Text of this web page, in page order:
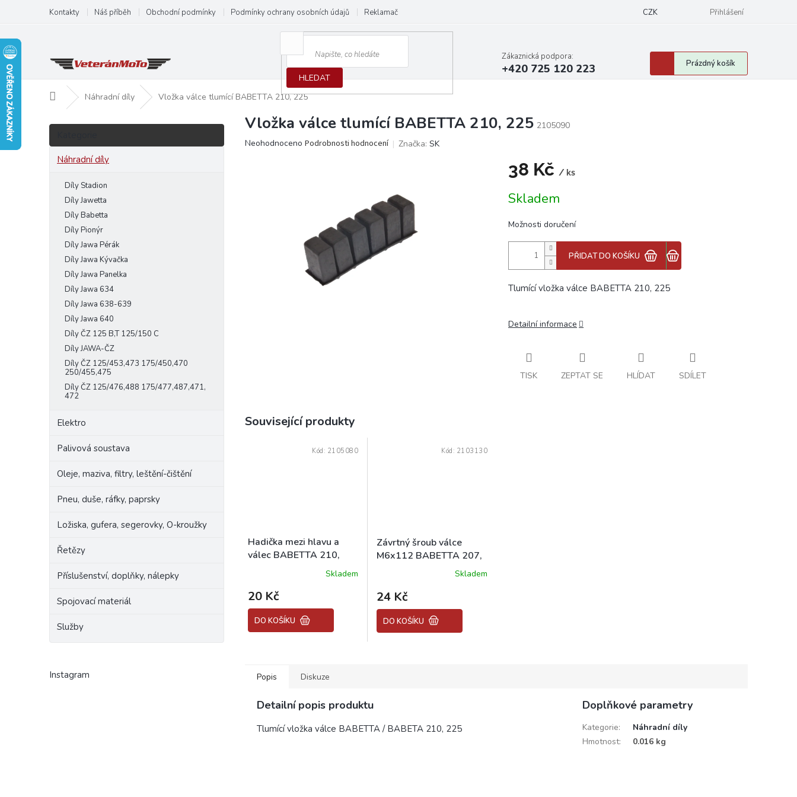
obsah
Kontakty Náš příběh Obchodní podmínky Podmínky ochrany osobních údajů Reklamační protokol CZK Přihlášení
HLEDAT
Zákaznická podpora:
+420 725 120 223
Nákupní
košík
Prázdný košík
Domů Náhradní díly Vložka válce tlumící BABETTA 210, 225
P
s
Přeskočit
Náhradní díly
Díly Stadion
Díly Jawetta
Díly Babetta
Díly Pionýr
Díly Jawa Pérák
Díly Jawa Kývačka
Díly Jawa Panelka
Díly Jawa 634
Díly Jawa 638-639
Díly Jawa 640
Díly ČZ 125 B,T 125/150 C
Díly JAWA-ČZ
Díly ČZ 125/453,473 175/450,470
250/455,475
Díly ČZ 125/476,488 175/477,487,471,
472
Elektro
Palivová soustava
Oleje, maziva, filtry, leštění-čištění
Pneu, duše, ráfky, paprsky
Ložiska, gufera, segerovky, O-kroužky
Řetězy
Příslušenství, doplňky, nálepky
Spojovací materiál
Služby
Instagram
Vložka válce tlumící BABETTA 210, 225 2105090
Průměrné
Neohodnoceno Podrobnosti hodnocení Značka: SK
38 Kč / ks
cena:
Skladem
Možnosti doručení
PŘIDAT DO KOŠÍKU
Tlumící vložka válce BABETTA 210, 225
Detailní informace
TISK ZEPTAT SE HLÍDAT SDÍLET
Související produkty
Hadička mezi hlavu a
válec BABETTA 210,
Skladem
20 Kč
DO KOŠÍKU
Kód: 2105080
Závrtný šroub válce
M6x112 BABETTA 207,
210, 225, STADIONSkladem
24 Kč
DO KOŠÍKU
Kód: 2103130
Popis Diskuze
Detailní popis produktu
Tlumící vložka válce BABETTA / BABETA 210, 225
Doplňkové parametry
Kategorie:
Náhradní díly
Hmotnost: 0.016 kg